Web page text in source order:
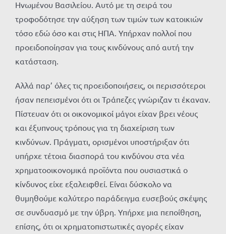
Ηνωμένου Βασιλείου. Αυτό με τη σειρά του
τροφοδότησε την αύξηση των τιμών των κατοικιών
τόσο εδώ όσο και στις ΗΠΑ. Υπήρχαν πολλοί που
προειδοποίησαν για τους κινδύνους από αυτή την
κατάσταση.
Αλλά παρ’ όλες τις προειδοποιήσεις, οι περισσότεροι
ήσαν πεπεισμένοι ότι οι Τράπεζες γνώριζαν τι έκαναν.
Πίστευαν ότι οι οικονομικοί μάγοι είχαν βρει νέους
και έξυπνους τρόπους για τη διαχείριση των
κινδύνων. Πράγματι, ορισμένοι υποστήριξαν ότι
υπήρχε τέτοια διασπορά του κινδύνου στα νέα
χρηματοοικονομικά προϊόντα που ουσιαστικά ο
κίνδυνος είχε εξαλειφθεί. Είναι δύσκολο να
θυμηθούμε καλύτερο παράδειγμα ευσεβούς σκέψης
σε συνδυασμό με την ύβρη. Υπήρχε μια πεποίθηση,
επίσης, ότι οι χρηματοπιστωτικές αγορές είχαν